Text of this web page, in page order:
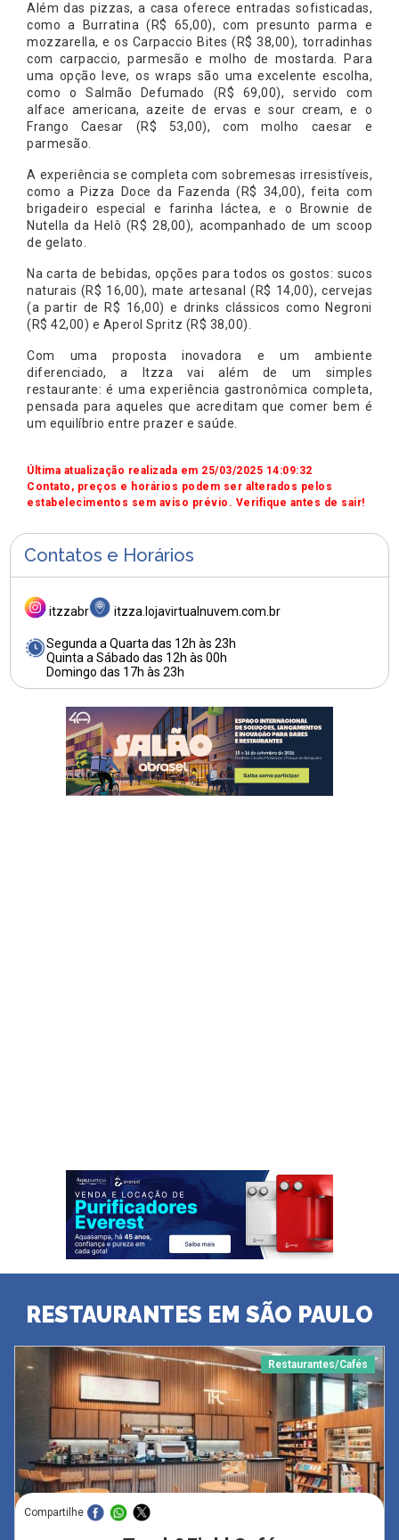
Além das pizzas, a casa oferece entradas sofisticadas,
como a Burratina (R$ 65,00), com presunto parma e
mozzarella, e os Carpaccio Bites (R$ 38,00), torradinhas
com carpaccio, parmesão e molho de mostarda. Para
uma opção leve, os wraps são uma excelente escolha,
como o Salmão Defumado (R$ 69,00), servido com
alface americana, azeite de ervas e sour cream, e o
Frango Caesar (R$ 53,00), com molho caesar e
parmesão.
A experiência se completa com sobremesas irresistíveis,
como a Pizza Doce da Fazenda (R$ 34,00), feita com
brigadeiro especial e farinha láctea, e o Brownie de
Nutella da Helô (R$ 28,00), acompanhado de um scoop
de gelato.
Na carta de bebidas, opções para todos os gostos: sucos
naturais (R$ 16,00), mate artesanal (R$ 14,00), cervejas
(a partir de R$ 16,00) e drinks clássicos como Negroni
(R$ 42,00) e Aperol Spritz (R$ 38,00).
Com uma proposta inovadora e um ambiente
diferenciado, a Itzza vai além de um simples
restaurante: é uma experiência gastronômica completa,
pensada para aqueles que acreditam que comer bem é
um equilíbrio entre prazer e saúde.
Última atualização realizada em 25/03/2025 14:09:32
Contato, preços e horários podem ser alterados pelos
estabelecimentos sem aviso prévio. Verifique antes de sair!
Contatos e Horários
itzzabr itzza.lojavirtualnuvem.com.br
Segunda a Quarta das 12h às 23h
Quinta a Sábado das 12h às 00h
Domingo das 17h às 23h
RESTAURANTES EM SÃO PAULO
Restaurantes/Cafés
Compartilhe